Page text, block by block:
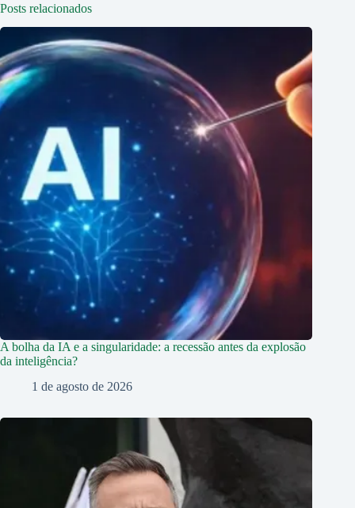
Posts relacionados
A bolha da IA e a singularidade: a recessão antes da explosão
da inteligência?
1 de agosto de 2026